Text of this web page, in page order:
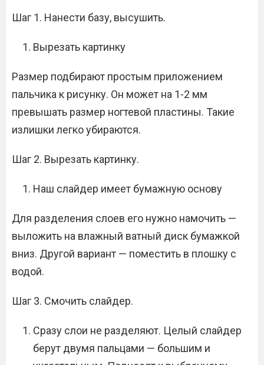
Шаг 1. Нанести базу, высушить.
Вырезать картинку
Размер подбирают простым приложением
пальчика к рисунку. Он может на 1-2 мм
превышать размер ногтевой пластины. Такие
излишки легко убираются.
Шаг 2. Вырезать картинку.
Наш слайдер имеет бумажную основу
Для разделения слоев его нужно намочить —
выложить на влажный ватный диск бумажкой
вниз. Другой вариант — поместить в плошку с
водой.
Шаг 3. Смочить слайдер.
Сразу слои не разделяют. Целый слайдер
берут двумя пальцами — большим и